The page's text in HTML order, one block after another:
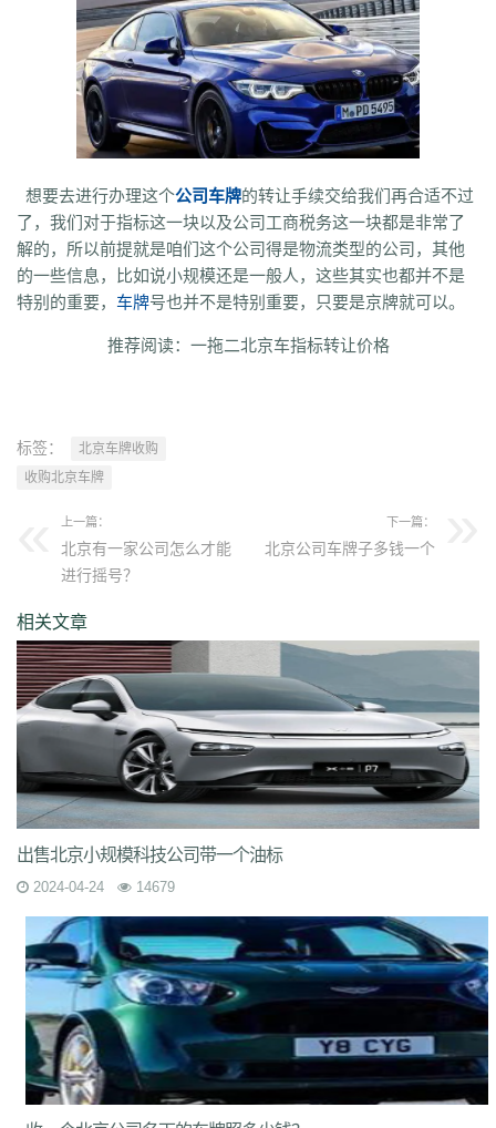
想要去进行办理这个公司车牌的转让手续交给我们再合适不过
了，我们对于指标这一块以及公司工商税务这一块都是非常了
解的，所以前提就是咱们这个公司得是物流类型的公司，其他
的一些信息，比如说小规模还是一般人，这些其实也都并不是
特别的重要， 车牌号也并不是特别重要，只要是京牌就可以。
推荐阅读： 一拖二北京车指标转让价格
标签：
北京车牌收购
收购北京车牌
上一篇：
北京有一家公司怎么才能
进行摇号？
下一篇：
北京公司车牌子多钱一个
相关文章
出售北京小规模科技公司带一个油标
2024-04-24 14679